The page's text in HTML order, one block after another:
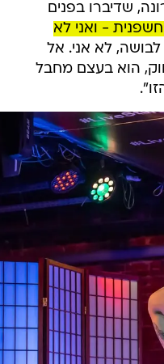
שדיברו בפנים
חשפנית - ואני לא
לא אני. אל
הוא בעצם מחבל